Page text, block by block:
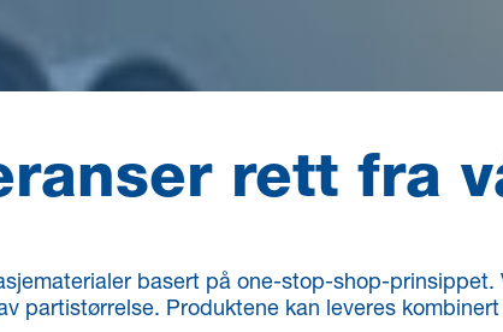
rett fra
basert på one-stop-shop-
partistørrelse. Produktene kan leveres